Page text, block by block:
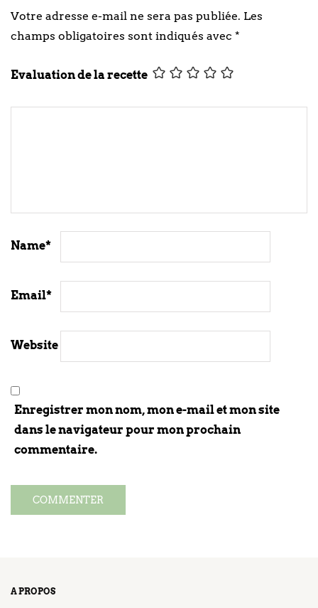
Votre adresse e-mail ne sera pas publiée. Les
champs obligatoires sont indiqués avec *
Evaluation de la recette
Name*
Email*
Website
Enregistrer mon nom, mon e-mail et mon site
dans le navigateur pour mon prochain
commentaire.
A PROPOS